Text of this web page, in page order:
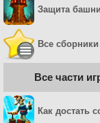
Защита башни
Все сборники
Все части
Как достать